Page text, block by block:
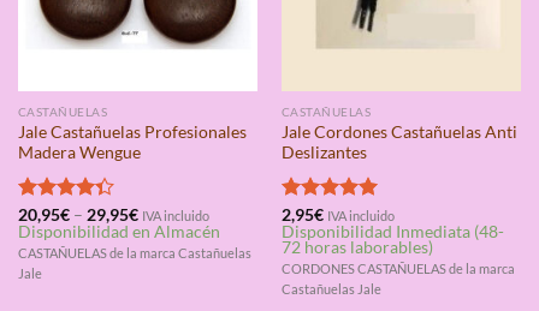
CASTAÑUELAS
Jale Castañuelas Profesionales
Madera Wengue
Valorado
con4.33
de 5
20,95€– 29,95€ IVA incluido
Disponibilidad en Almacén
CASTAÑUELAS de la marca Castañuelas
Jale
CASTAÑUELAS
Jale Cordones Castañuelas Anti
Deslizantes
Valorado
con5.00
de 5
2,95€ IVA incluido
Disponibilidad Inmediata (48-
72 horas laborables)
CORDONES CASTAÑUELAS de la marca
Castañuelas Jale